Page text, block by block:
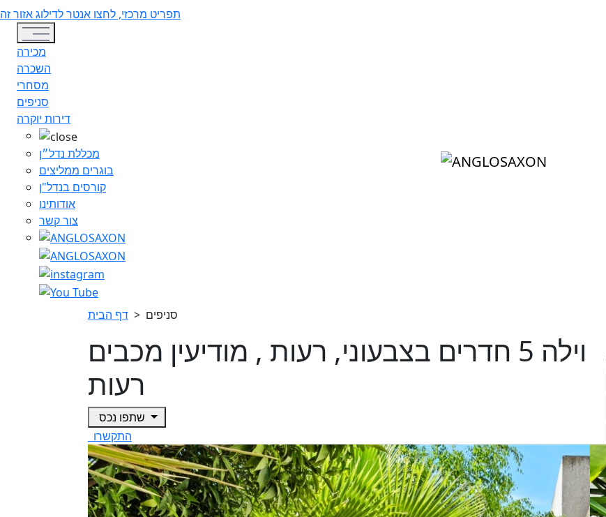
תפריט מרכזי, לחצו אנטר לדילוג אזור זה
Toggle navigation
מכירה
השכרה
מסחרי
סניפים
דירות יוקרה
מכללת נדל״ן
בוגרים ממליצים
קורסים בנדל"ן
אודותינו
צור קשר
דף הבית > סניפים
וילה 5 חדרים בצבעוני, רעות , מודיעין מכבים
רעות
התקשרו